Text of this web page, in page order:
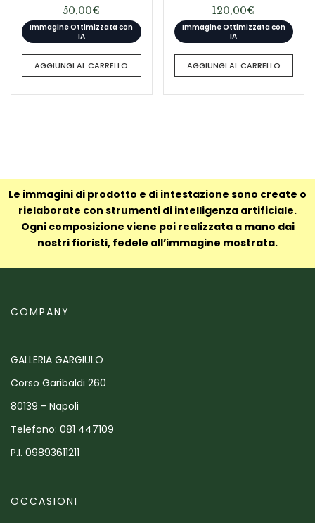
50,00€
Immagine Ottimizzata con
IA
AGGIUNGI AL CARRELLO
120,00€
Immagine Ottimizzata con
IA
AGGIUNGI AL CARRELLO
Le immagini di prodotto e di intestazione sono create o
rielaborate con strumenti di intelligenza artificiale.
Ogni composizione viene poi realizzata a mano dai
nostri fioristi, fedele all’immagine mostrata.
COMPANY
GALLERIA GARGIULO
Corso Garibaldi 260
80139 - Napoli
Telefono: 081 447109
P.I. 09893611211
OCCASIONI